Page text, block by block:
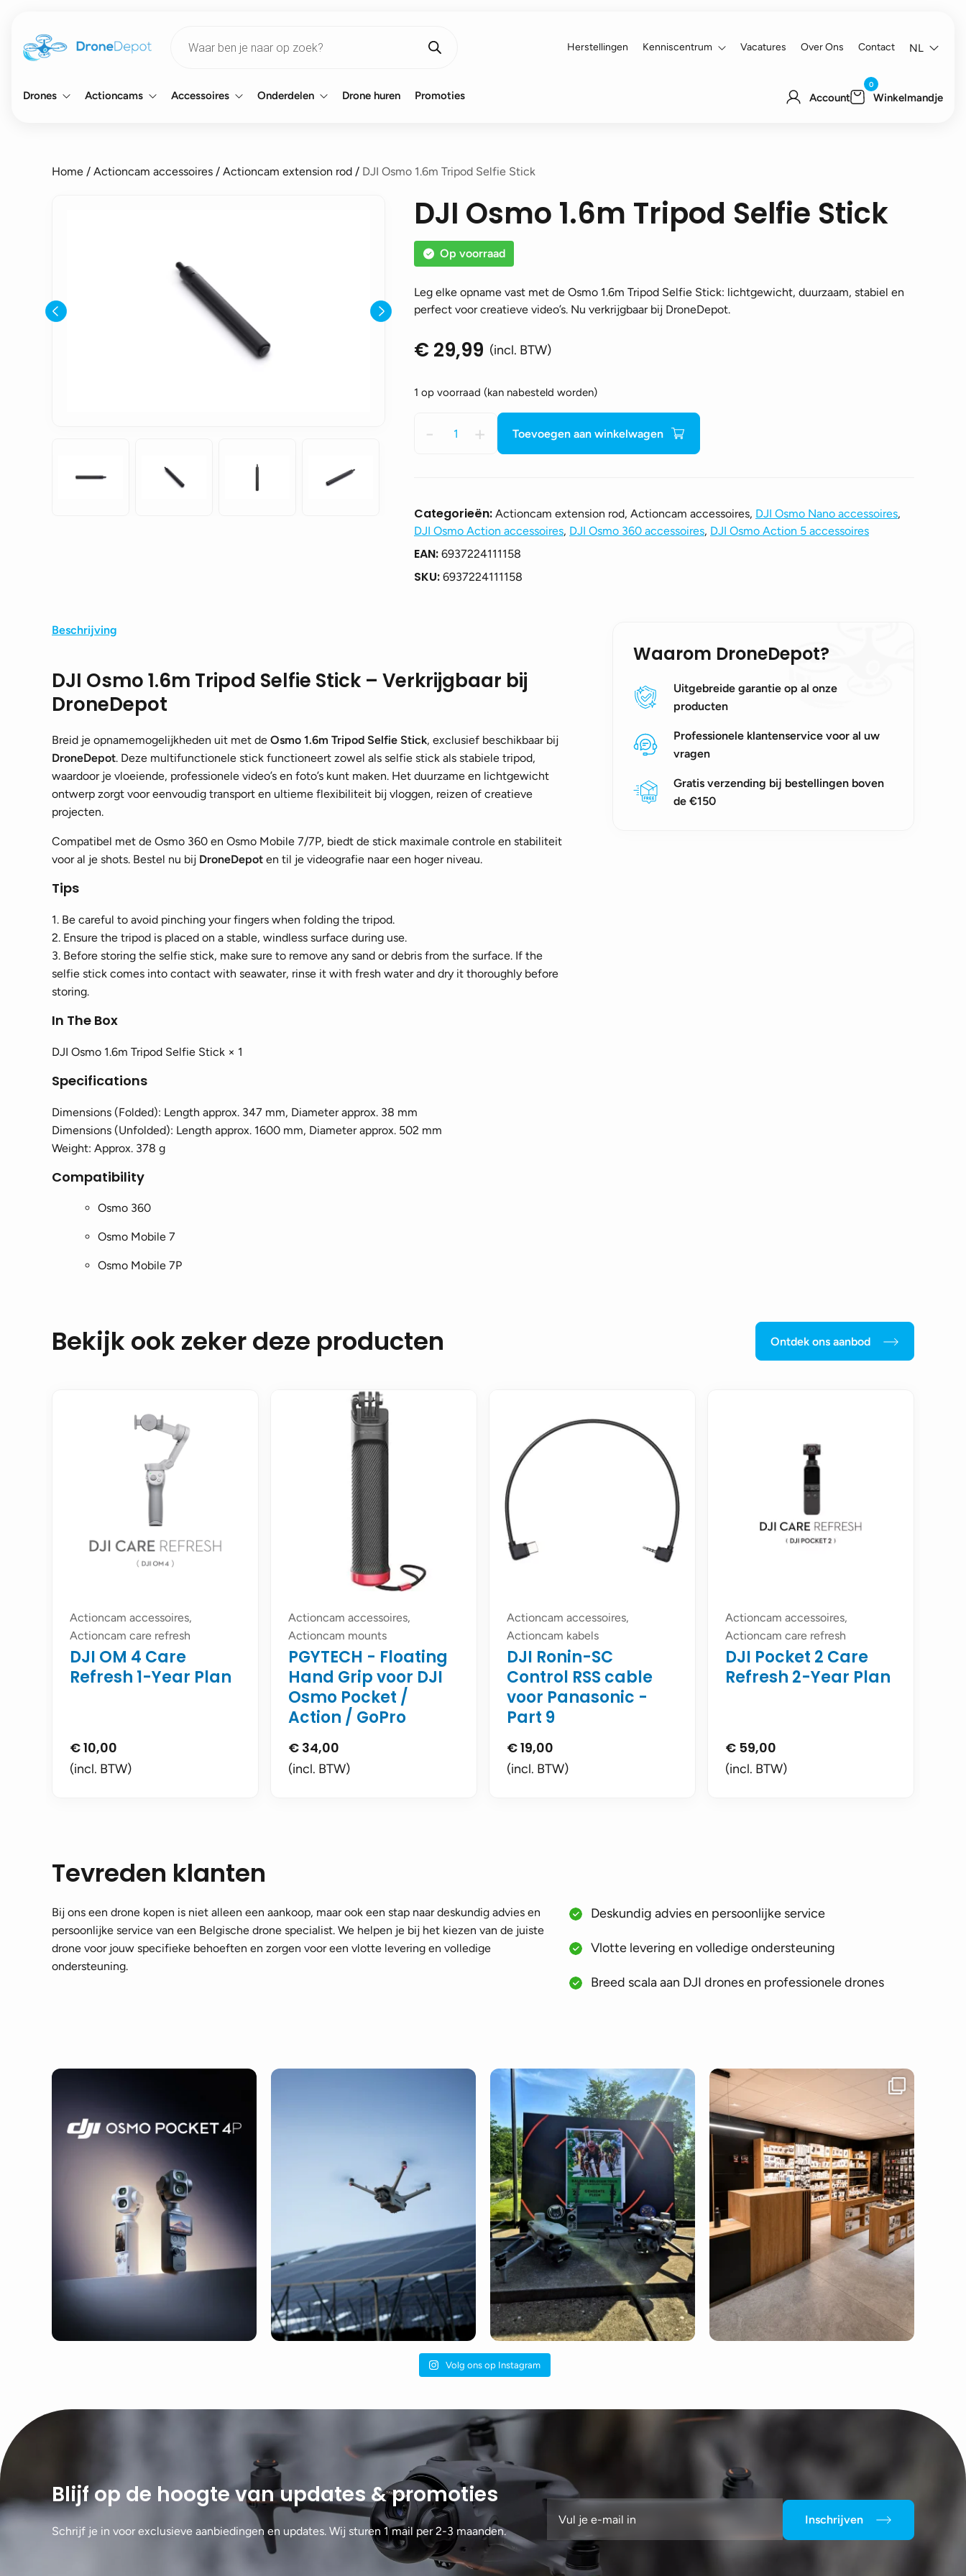
search
Herstellingen Kenniscentrum Vacatures Over Ons Contact NL
Drones Actioncams Accessoires Onderdelen Drone huren Promoties Account
0
Winkelmandje
Home / Actioncam accessoires / Actioncam extension rod / DJI Osmo 1.6m Tripod Selfie Stick
DJI Osmo 1.6m Tripod Selfie Stick
Op voorraad
Leg elke opname vast met de Osmo 1.6m Tripod Selfie Stick: lichtgewicht, duurzaam, stabiel en
perfect voor creatieve video’s. Nu verkrijgbaar bij DroneDepot.
€ 29,99 (incl. BTW)
1 op voorraad (kan nabesteld worden)
-
Osmo
Stick
aantal
+ Toevoegen aan winkelwagen
Categorieën: Actioncam extension rod, Actioncam accessoires, DJI Osmo Nano accessoires,
DJI Osmo Action accessoires, DJI Osmo 360 accessoires, DJI Osmo Action 5 accessoires
EAN: 6937224111158
SKU: 6937224111158
Beschrijving
DJI Osmo 1.6m Tripod Selfie Stick – Verkrijgbaar bij
DroneDepot
Breid je opnamemogelijkheden uit met de Osmo 1.6m Tripod Selfie Stick, exclusief beschikbaar bij
DroneDepot. Deze multifunctionele stick functioneert zowel als selfie stick als stabiele tripod,
waardoor je vloeiende, professionele video’s en foto’s kunt maken. Het duurzame en lichtgewicht
ontwerp zorgt voor eenvoudig transport en ultieme flexibiliteit bij vloggen, reizen of creatieve
projecten.
Compatibel met de Osmo 360 en Osmo Mobile 7/7P, biedt de stick maximale controle en stabiliteit
voor al je shots. Bestel nu bij DroneDepot en til je videografie naar een hoger niveau.
Tips
1. Be careful to avoid pinching your fingers when folding the tripod.
2. Ensure the tripod is placed on a stable, windless surface during use.
3. Before storing the selfie stick, make sure to remove any sand or debris from the surface. If the
selfie stick comes into contact with seawater, rinse it with fresh water and dry it thoroughly before
storing.
In The Box
DJI Osmo 1.6m Tripod Selfie Stick × 1
Specifications
Dimensions (Folded): Length approx. 347 mm, Diameter approx. 38 mm
Dimensions (Unfolded): Length approx. 1600 mm, Diameter approx. 502 mm
Weight: Approx. 378 g
Compatibility
Osmo 360
Osmo Mobile 7
Osmo Mobile 7P
Waarom DroneDepot?
Uitgebreide garantie op al onze
producten
Professionele klantenservice voor al uw
vragen
Gratis verzending bij bestellingen boven
de €150
Bekijk ook zeker deze producten Ontdek ons aanbod
Actioncam accessoires,
Actioncam care refresh
DJI OM 4 Care
Refresh 1-Year Plan
€10,00
(incl. BTW)
Actioncam accessoires,
Actioncam mounts
PGYTECH - Floating
Hand Grip voor DJI
Osmo Pocket /
Action / GoPro
€ 34,00
(incl. BTW)
Actioncam accessoires,
Actioncam kabels
DJI Ronin-SC
Control RSS cable
voor Panasonic -
Part 9
€19,00
(incl. BTW)
Actioncam accessoires,
Actioncam care refresh
DJI Pocket 2 Care
Refresh 2-Year Plan
€ 59,00
(incl. BTW)
Tevreden klanten
Bij ons een drone kopen is niet alleen een aankoop, maar ook een stap naar deskundig advies en
persoonlijke service van een Belgische drone specialist. We helpen je bij het kiezen van de juiste
drone voor jouw specifieke behoeften en zorgen voor een vlotte levering en volledige
ondersteuning.
Deskundig advies en persoonlijke service
Vlotte levering en volledige ondersteuning
Breed scala aan DJI drones en professionele drones
Volg ons op Instagram
Blijf op de hoogte van updates & promoties
Schrijf je in voor exclusieve aanbiedingen en updates. Wij sturen 1 mail per 2-3 maanden.
Inschrijven